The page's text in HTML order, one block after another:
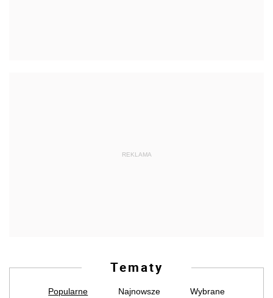
REKLAMA
Tematy
Popularne Najnowsze Wybrane